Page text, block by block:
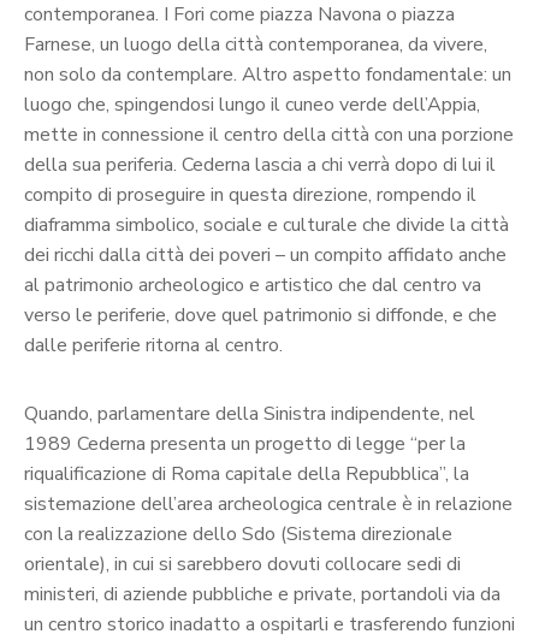
contemporanea. I Fori come piazza Navona o piazza
Farnese, un luogo della città contemporanea, da vivere,
non solo da contemplare. Altro aspetto fondamentale: un
luogo che, spingendosi lungo il cuneo verde dell’Appia,
mette in connessione il centro della città con una porzione
della sua periferia. Cederna lascia a chi verrà dopo di lui il
compito di proseguire in questa direzione, rompendo il
diaframma simbolico, sociale e culturale che divide la città
dei ricchi dalla città dei poveri – un compito affidato anche
al patrimonio archeologico e artistico che dal centro va
verso le periferie, dove quel patrimonio si diffonde, e che
dalle periferie ritorna al centro.
Quando, parlamentare della Sinistra indipendente, nel
1989 Cederna presenta un progetto di legge “per la
riqualificazione di Roma capitale della Repubblica”, la
sistemazione dell’area archeologica centrale è in relazione
con la realizzazione dello Sdo (Sistema direzionale
orientale), in cui si sarebbero dovuti collocare sedi di
ministeri, di aziende pubbliche e private, portandoli via da
un centro storico inadatto a ospitarli e trasferendo funzioni